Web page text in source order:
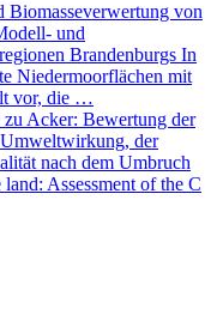
von
und
Brandenburgs In
Niedermoorflächen mit
vor, die …
Acker: Bewertung der
der
nach dem Umbruch
Assessment of the C